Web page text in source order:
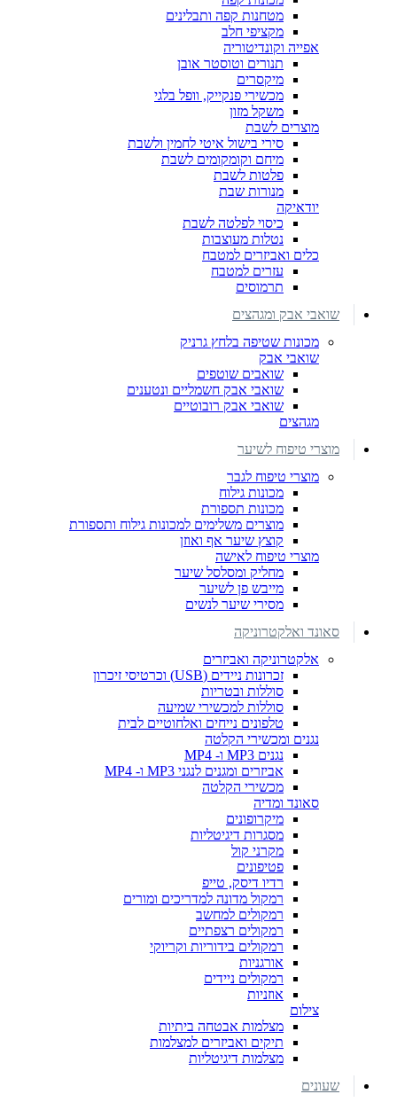
מטחנות קפה ותבלינים
מקציפי חלב
אפייה וקונדיטוריה
תנורים וטוסטר אובן
מיקסרים
מכשירי פנקייק, וופל בלגי
משקל מזון
מוצרים לשבת
סירי בישול איטי לחמין ולשבת
מיחם וקומקומים לשבת
פלטות לשבת
מנורות שבת
יודאיקה
כיסוי לפלטה לשבת
נטלות מעוצבות
כלים ואביזרים למטבח
עזרים למטבח
תרמוסים
שואבי אבק ומגהצים
מכונות שטיפה בלחץ גרניק
שואבי אבק
שואבים שוטפים
שואבי אבק חשמליים ונטענים
שואבי אבק רובוטיים
מגהצים
מוצרי טיפוח לשיער
מוצרי טיפוח לגבר
מכונות גילוח
מכונות תספורת
מוצרים משלימים למכונות גילוח ותספורת
קוצץ שיער אף ואוזן
מוצרי טיפוח לאישה
מחליק ומסלסל שיער
מייבש פן לשיער
מסירי שיער לנשים
סאונד ואלקטרוניקה
אלקטרוניקה ואביזרים
זכרונות ניידים (USB) וכרטיסי זיכרון
סוללות ובטריות
סוללות למכשירי שמיעה
טלפונים נייחים ואלחוטיים לבית
נגנים ומכשירי הקלטה
נגנים MP3 ו- MP4
אביזרים ומגנים לנגני MP3 ו- MP4
מכשירי הקלטה
סאונד ומדיה
מיקרופונים
מסגרות דיגיטליות
מקרני קול
פטיפונים
רדיו דיסק, טייפ
רמקול מדונה למדריכים ומורים
רמקולים למחשב
רמקולים רצפתיים
רמקולים בידוריות וקריוקי
אורגניות
רמקולים ניידים
אוזניות
צילום
מצלמות אבטחה ביתיות
תיקים ואביזרים למצלמות
מצלמות דיגיטליות
שעונים